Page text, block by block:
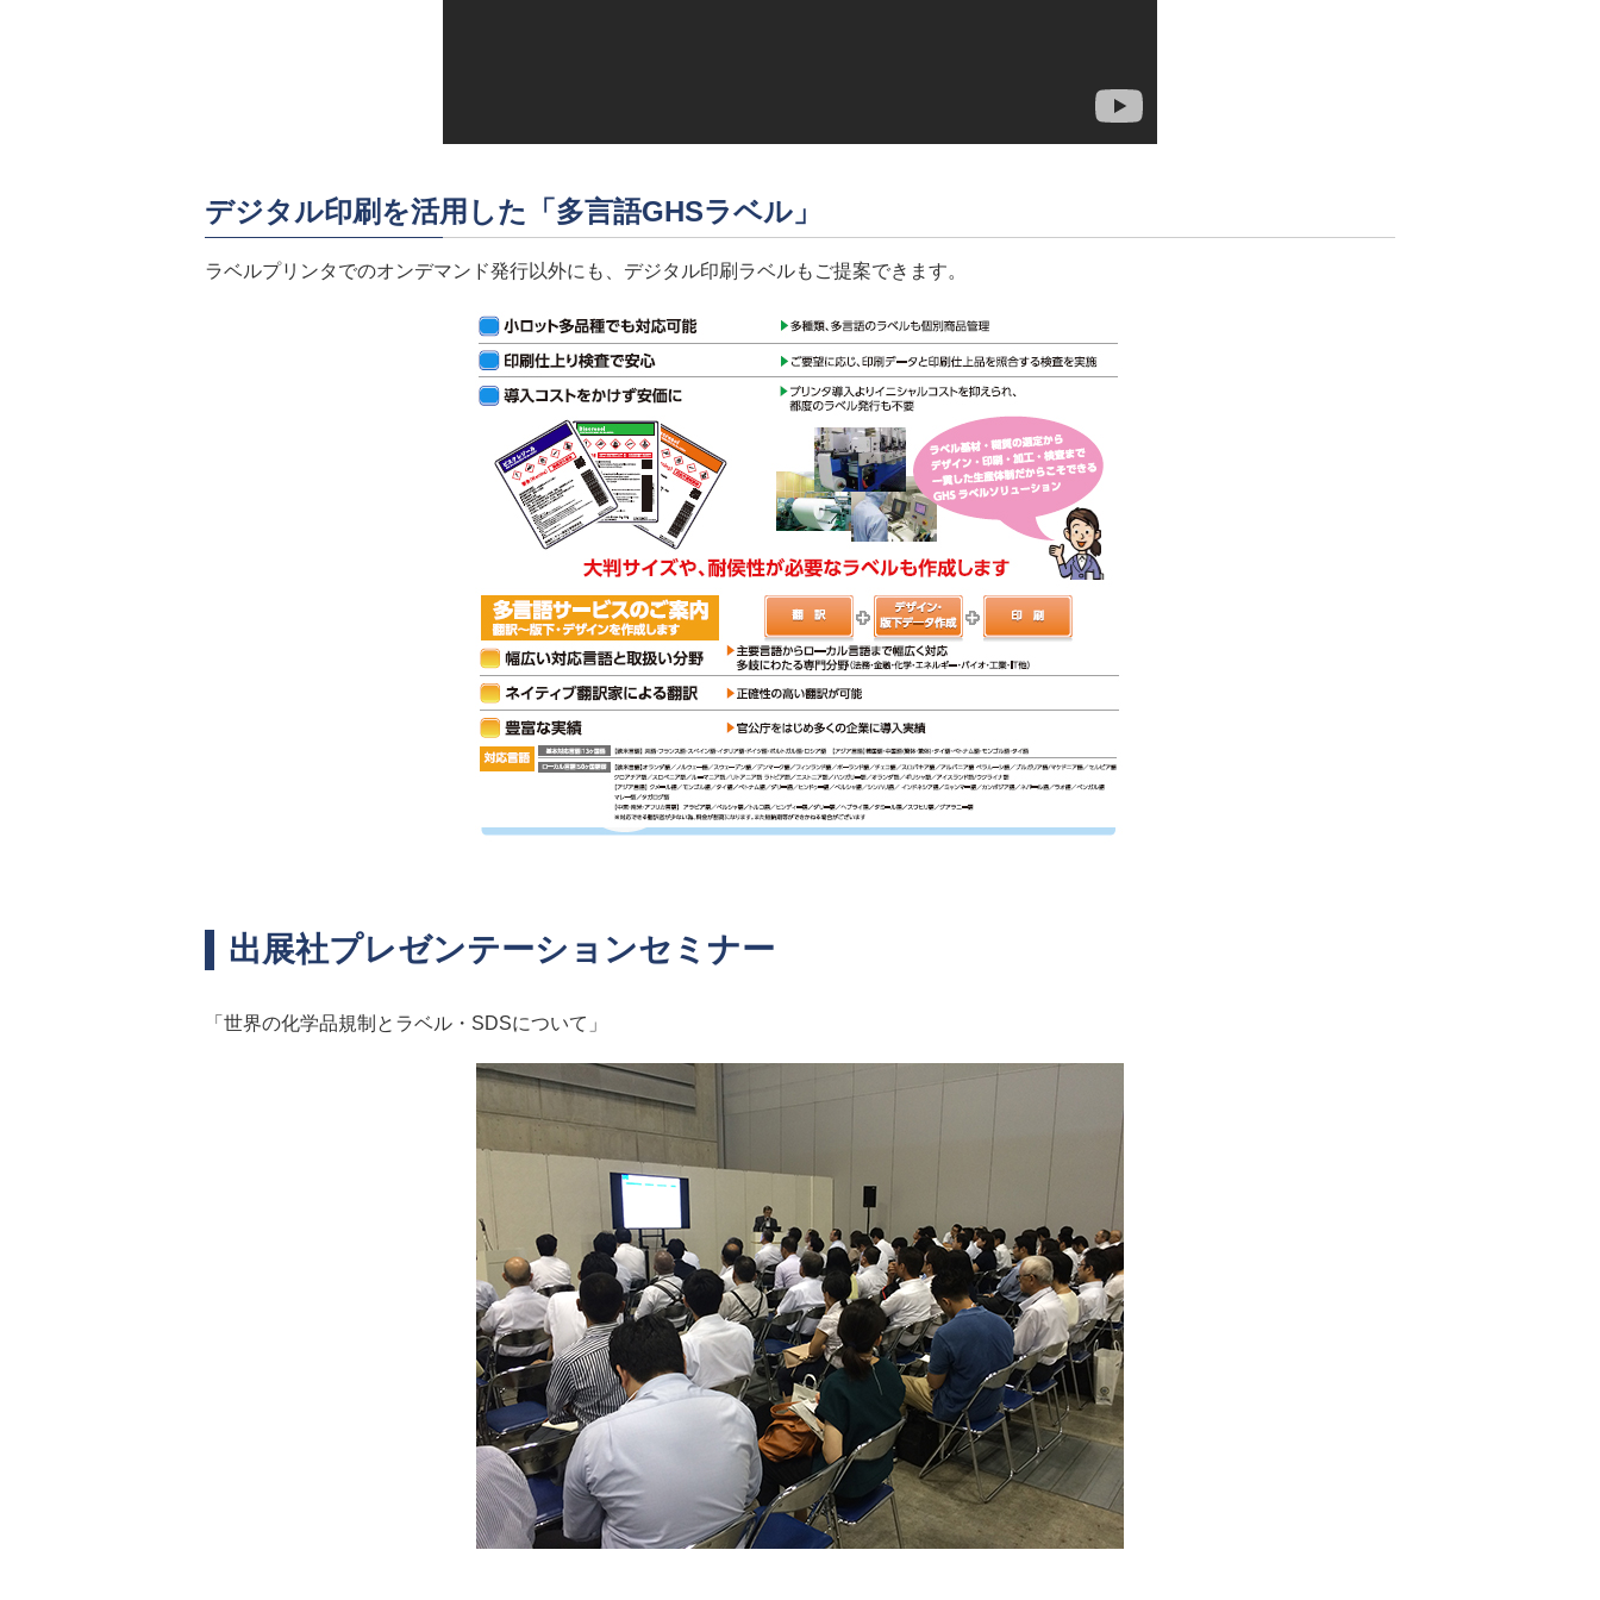
デジタル印刷を活用した「多言語GHSラベル」
ラベルプリンタでのオンデマンド発行以外にも、デジタル印刷ラベルもご提案できます。
出展社プレゼンテーションセミナー
「世界の化学品規制とラベル・SDSについて」